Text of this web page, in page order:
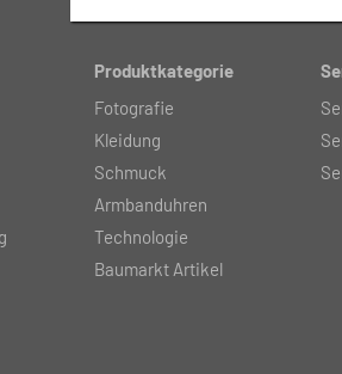
Produktkategorie
Fotografie
Kleidung
Schmuck
Armbanduhren
Technologie
Baumarkt Artikel